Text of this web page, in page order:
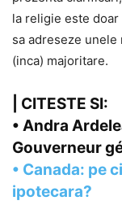
la religie este
sa adreseze
(inca) majoritare.
| CITESTE SI:
• Andra
Gouverneur
• Canada: pe
ipotecara?